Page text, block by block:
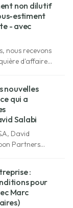
non dilutif
estiment
- avec
nous recevons
d'affaires
arbitrages
nouvelles
qui a
Salabi
David
Partners
:
pour
Marc